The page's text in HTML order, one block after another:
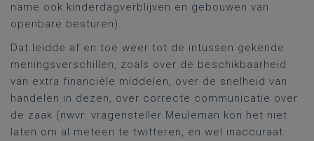
name ook kinderdagverblijven en gebouwen van
openbare besturen).
Dat leidde af en toe weer tot de intussen gekende
meningsverschillen, zoals over de beschikbaarheid
van extra financiële middelen, over de snelheid van
handelen in dezen, over correcte communicatie over
de zaak (nwvr: vragensteller Meuleman kon het niet
laten om al meteen te twitteren, en wel inaccuraat